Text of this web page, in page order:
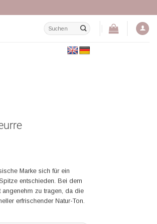
Suchen
nach:
Marke sich für ein
entschieden. Bei dem
zu tragen, da die
erfrischender Natur-Ton.